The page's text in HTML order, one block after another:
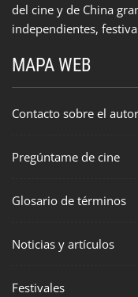
del cine y de China
independientes,
MAPA WEB
Contacto sobre el autor
Pregúntame de cine
Glosario de términos
Noticias y artículos
Festivales